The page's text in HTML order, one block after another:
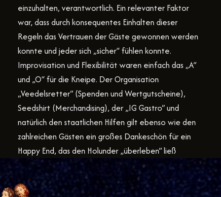
einzuhalten, verantwortlich. Ein relevanter Faktor
war, dass durch konsequentes Einhalten dieser
Regeln das Vertrauen der Gäste gewonnen werden
konnte und jeder sich „sicher“ fühlen konnte.
Improvisation und Flexibilität waren einfach das „A“
und „O“ für die Kneipe. Der Organisation
„Veedelsretter“ (Spenden und Wertgutscheine),
Seedshirt (Merchandising), der „IG Gastro“ und
natürlich den staatlichen Hilfen gilt ebenso wie den
zahlreichen Gästen ein großes Dankeschön für ein
Happy End, das den Holunder „überleben“ ließ